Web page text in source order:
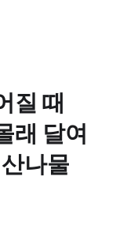
질 때
래 달여
나물